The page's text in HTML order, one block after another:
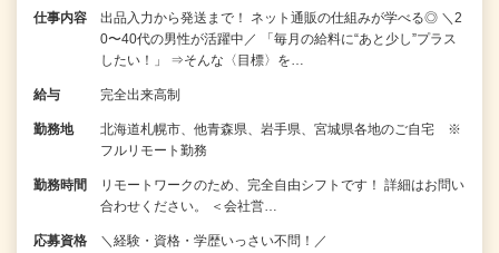
仕事内容
出品入力から発送まで！ ネット通販の仕組みが学べる◎ ＼2
0〜40代の男性が活躍中／ 「毎月の給料に“あと少し”プラス
したい！」 ⇒そんな〈目標〉を…
給与 完全出来高制
勤務地
北海道札幌市、他青森県、岩手県、宮城県各地のご自宅 ※
フルリモート勤務
勤務時間
リモートワークのため、完全自由シフトです！ 詳細はお問い
合わせください。 ＜会社営…
応募資格 ＼経験・資格・学歴いっさい不問！／